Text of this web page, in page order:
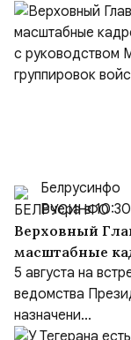
Белрусинфо
Вчера в 10:30
Верховный
масштабные
встрече с
обороны и
5 августа на
ведомства
назначени...